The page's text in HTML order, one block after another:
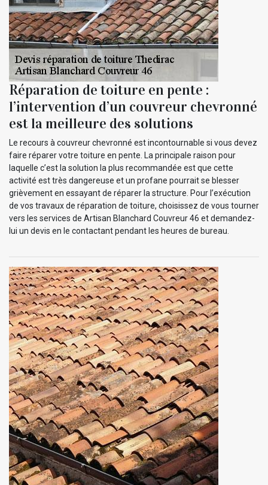
Réparation de toiture en pente :
l’intervention d’un couvreur chevronné
est la meilleure des solutions
Le recours à couvreur chevronné est incontournable si vous devez
faire réparer votre toiture en pente. La principale raison pour
laquelle c’est la solution la plus recommandée est que cette
activité est très dangereuse et un profane pourrait se blesser
grièvement en essayant de réparer la structure. Pour l’exécution
de vos travaux de réparation de toiture, choisissez de vous tourner
vers les services de Artisan Blanchard Couvreur 46 et demandez-
lui un devis en le contactant pendant les heures de bureau.